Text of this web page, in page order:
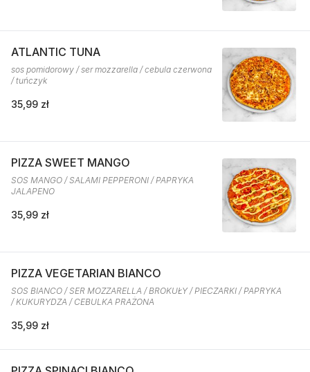
ATLANTIC TUNA
sos pomidorowy / ser mozzarella / cebula czerwona
/ tuńczyk
35,99 zł
PIZZA SWEET MANGO
SOS MANGO / SALAMI PEPPERONI / PAPRYKA
JALAPENO
35,99 zł
PIZZA VEGETARIAN BIANCO
SOS BIANCO / SER MOZZARELLA / BROKUŁY / PIECZARKI / PAPRYKA
/ KUKURYDZA / CEBULKA PRAŻONA
35,99 zł